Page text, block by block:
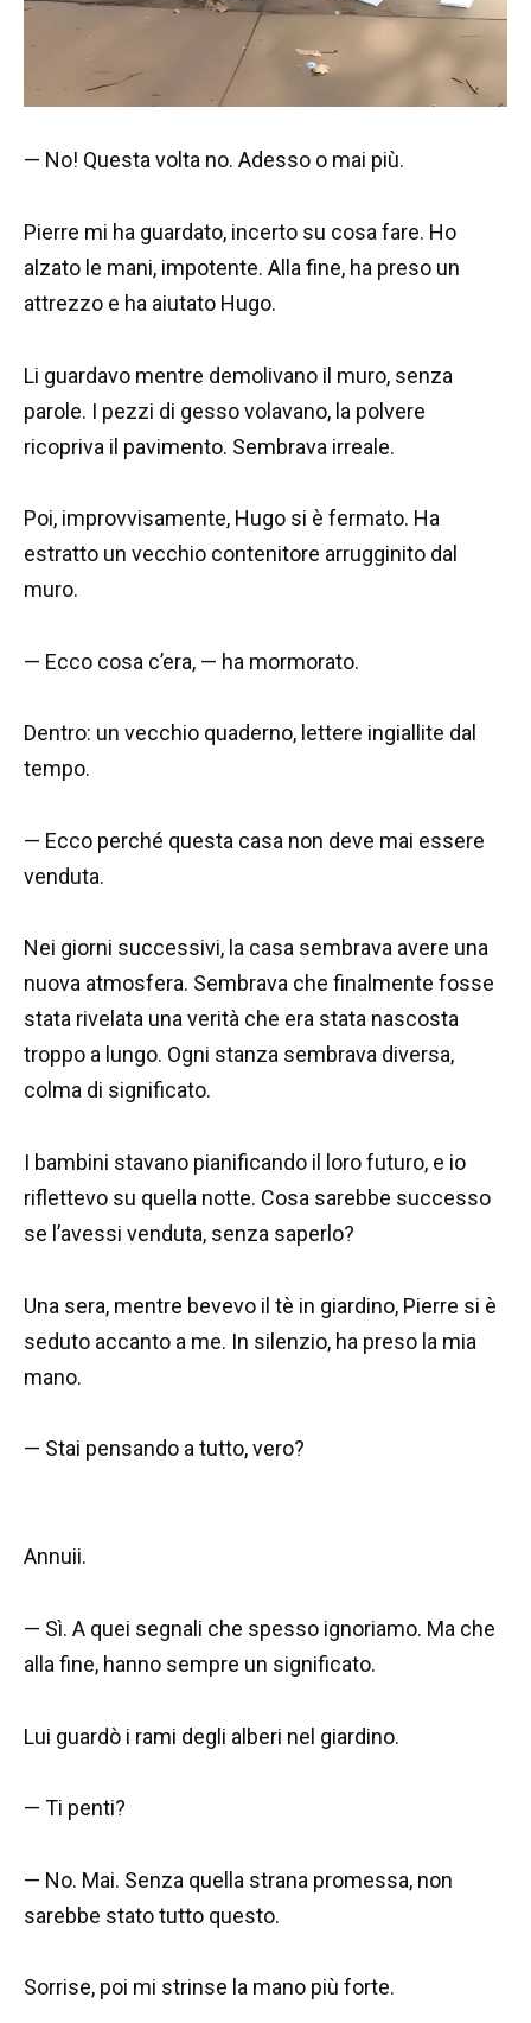
— No! Questa volta no. Adesso o mai più.
Pierre mi ha guardato, incerto su cosa fare. Ho
alzato le mani, impotente. Alla fine, ha preso un
attrezzo e ha aiutato Hugo.
Li guardavo mentre demolivano il muro, senza
parole. I pezzi di gesso volavano, la polvere
ricopriva il pavimento. Sembrava irreale.
Poi, improvvisamente, Hugo si è fermato. Ha
estratto un vecchio contenitore arrugginito dal
muro.
— Ecco cosa c’era, — ha mormorato.
Dentro: un vecchio quaderno, lettere ingiallite dal
tempo.
— Ecco perché questa casa non deve mai essere
venduta.
Nei giorni successivi, la casa sembrava avere una
nuova atmosfera. Sembrava che finalmente fosse
stata rivelata una verità che era stata nascosta
troppo a lungo. Ogni stanza sembrava diversa,
colma di significato.
I bambini stavano pianificando il loro futuro, e io
riflettevo su quella notte. Cosa sarebbe successo
se l’avessi venduta, senza saperlo?
Una sera, mentre bevevo il tè in giardino, Pierre si è
seduto accanto a me. In silenzio, ha preso la mia
mano.
— Stai pensando a tutto, vero?
Annuii.
— Sì. A quei segnali che spesso ignoriamo. Ma che
alla fine, hanno sempre un significato.
Lui guardò i rami degli alberi nel giardino.
— Ti penti?
— No. Mai. Senza quella strana promessa, non
sarebbe stato tutto questo.
Sorrise, poi mi strinse la mano più forte.